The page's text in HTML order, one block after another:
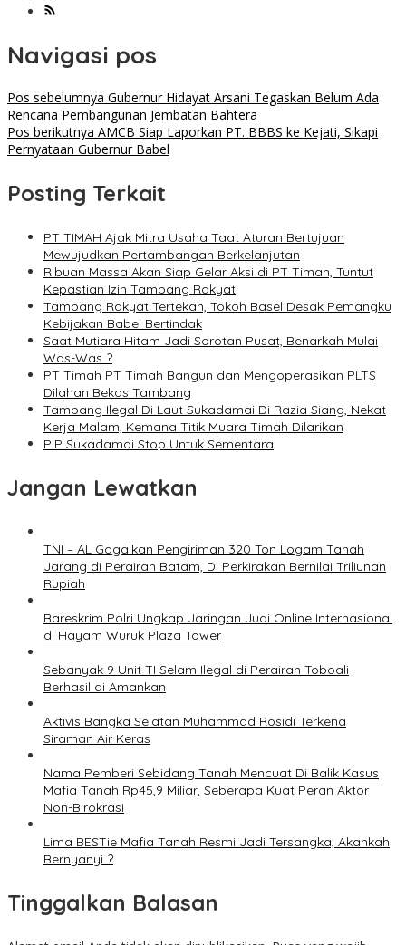
Navigasi pos
Pos sebelumnya Gubernur Hidayat Arsani Tegaskan Belum Ada
Rencana Pembangunan Jembatan Bahtera
Pos berikutnya AMCB Siap Laporkan PT. BBBS ke Kejati, Sikapi
Pernyataan Gubernur Babel
Posting Terkait
PT TIMAH Ajak Mitra Usaha Taat Aturan Bertujuan
Mewujudkan Pertambangan Berkelanjutan
Ribuan Massa Akan Siap Gelar Aksi di PT Timah, Tuntut
Kepastian Izin Tambang Rakyat
Tambang Rakyat Tertekan, Tokoh Basel Desak Pemangku
Kebijakan Babel Bertindak
Saat Mutiara Hitam Jadi Sorotan Pusat, Benarkah Mulai
Was-Was ?
PT Timah PT Timah Bangun dan Mengoperasikan PLTS
Dilahan Bekas Tambang
Tambang Ilegal Di Laut Sukadamai Di Razia Siang, Nekat
Kerja Malam, Kemana Titik Muara Timah Dilarikan
PIP Sukadamai Stop Untuk Sementara
Jangan Lewatkan
TNI – AL Gagalkan Pengiriman 320 Ton Logam Tanah
Jarang di Perairan Batam, Di Perkirakan Bernilai Triliunan
Rupiah
Bareskrim Polri Ungkap Jaringan Judi Online Internasional
di Hayam Wuruk Plaza Tower
Sebanyak 9 Unit TI Selam Ilegal di Perairan Toboali
Berhasil di Amankan
Aktivis Bangka Selatan Muhammad Rosidi Terkena
Siraman Air Keras
Nama Pemberi Sebidang Tanah Mencuat Di Balik Kasus
Mafia Tanah Rp45,9 Miliar, Seberapa Kuat Peran Aktor
Non-Birokrasi
Lima BESTie Mafia Tanah Resmi Jadi Tersangka, Akankah
Bernyanyi ?
Tinggalkan Balasan